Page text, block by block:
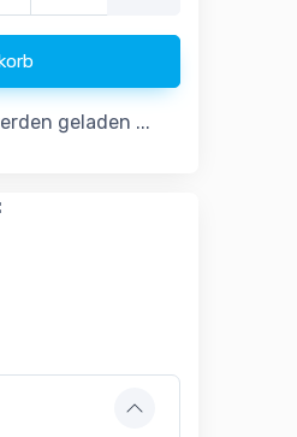
geladen ...